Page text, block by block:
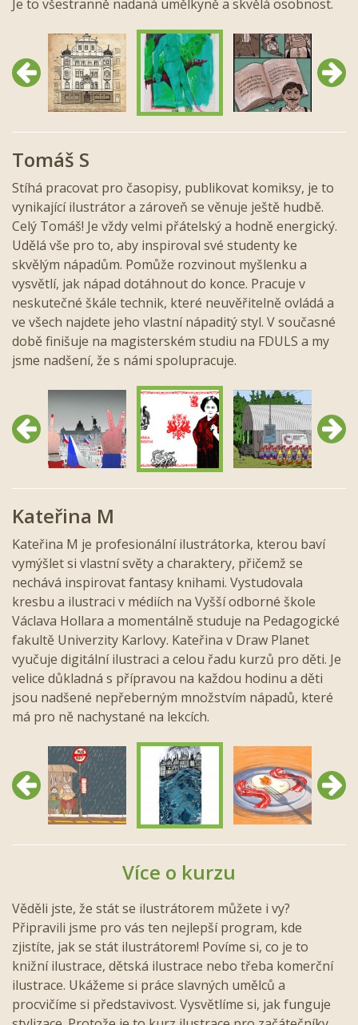
Je to všestranně nadaná umělkyně a skvělá osobnost.
Předchozí Další
Tomáš S
Stíhá pracovat pro časopisy, publikovat komiksy, je to
vynikající ilustrátor a zároveň se věnuje ještě hudbě.
Celý Tomáš! Je vždy velmi přátelský a hodně energický.
Udělá vše pro to, aby inspiroval své studenty ke
skvělým nápadům. Pomůže rozvinout myšlenku a
vysvětlí, jak nápad dotáhnout do konce. Pracuje v
neskutečné škále technik, které neuvěřitelně ovládá a
ve všech najdete jeho vlastní nápaditý styl. V současné
době finišuje na magisterském studiu na FDULS a my
jsme nadšení, že s námi spolupracuje.
Předchozí Další
Kateřina M
Kateřina M je profesionální ilustrátorka, kterou baví
vymýšlet si vlastní světy a charaktery, přičemž se
nechává inspirovat fantasy knihami. Vystudovala
kresbu a ilustraci v médiích na Vyšší odborné škole
Václava Hollara a momentálně studuje na Pedagogické
fakultě Univerzity Karlovy. Kateřina v Draw Planet
vyučuje digitální ilustraci a celou řadu kurzů pro děti. Je
velice důkladná s přípravou na každou hodinu a děti
jsou nadšené nepřeberným množstvím nápadů, které
má pro ně nachystané na lekcích.
Předchozí Další
Více o kurzu
Věděli jste, že stát se ilustrátorem můžete i vy?
Připravili jsme pro vás ten nejlepší program, kde
zjistíte, jak se stát ilustrátorem! Povíme si, co je to
knižní ilustrace, dětská ilustrace nebo třeba komerční
ilustrace. Ukážeme si práce slavných umělců a
procvičíme si představivost. Vysvětlíme si, jak funguje